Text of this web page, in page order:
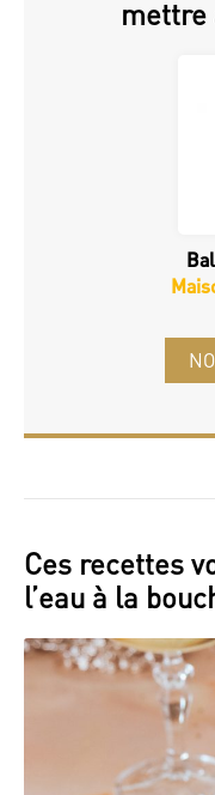
mettre
Ces recettes
l’eau à la